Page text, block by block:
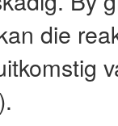
die